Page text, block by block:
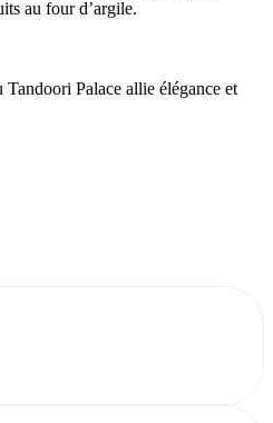
au four d’argile.
Palace allie élégance et